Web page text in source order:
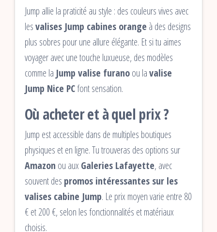
Jump allie la praticité au style : des couleurs vives avec
lesvalises Jump cabines orange à des designs
plus sobres pour une allure élégante. Et si tu aimes
voyager avec une touche luxueuse, des modèles
comme la Jump valise furanoou lavalise
Jump Nice PCfont sensation.
Où acheter et à quel prix ?
Jump est accessible dans de multiples boutiques
physiques et en ligne. Tu trouveras des options sur
Amazon ou aux Galeries Lafayette, avec
souvent des promos intéressantes sur les
valises cabine Jump. Le prix moyen varie entre 80
€ et 200 €, selon les fonctionnalités et matériaux
choisis.